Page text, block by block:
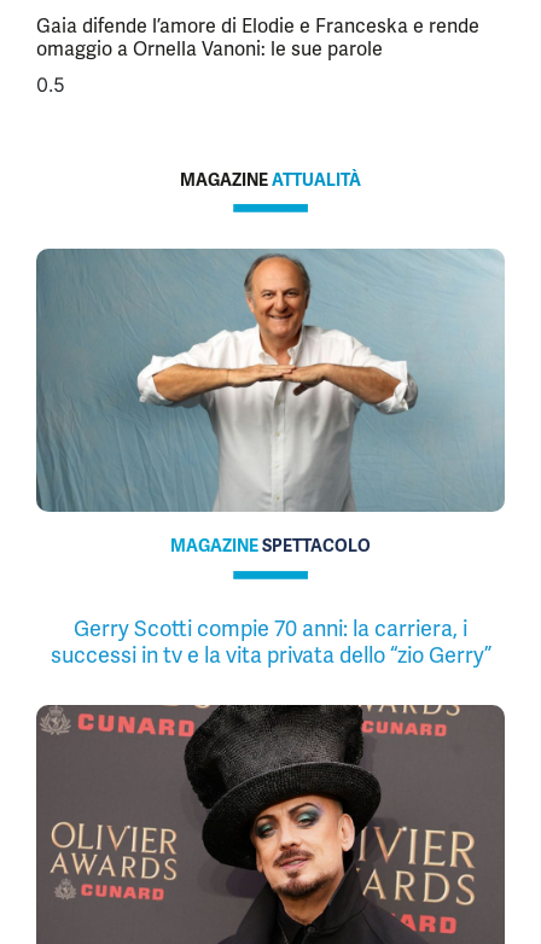
Gaia difende l’amore di Elodie e Franceska e rende
omaggio a Ornella Vanoni: le sue parole
MAGAZINEATTUALITÀ
MAGAZINESPETTACOLO
Gerry Scotti compie 70 anni: la carriera, i
successi in tv e la vita privata dello “zio Gerry”